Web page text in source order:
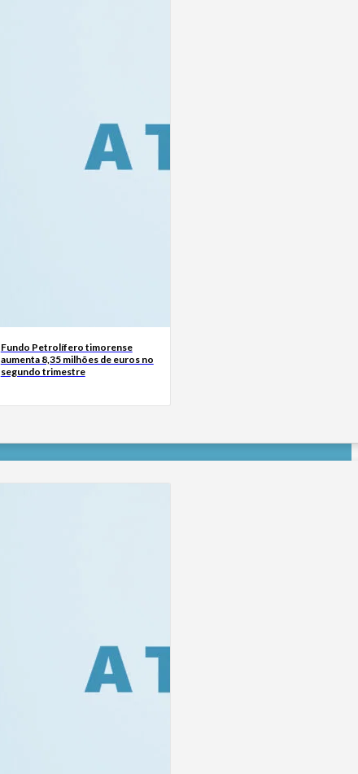
Fundo Petrolífero timorense
aumenta 8,35 milhões de euros no
segundo trimestre